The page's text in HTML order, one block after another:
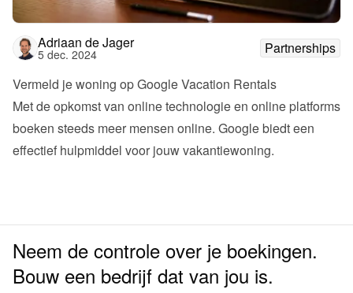
Adriaan de Jager
5 dec. 2024
Partnerships
Vermeld je woning op Google Vacation Rentals
Met de opkomst van online technologie en online platforms
boeken steeds meer mensen online. Google biedt een
effectief hulpmiddel voor jouw vakantiewoning.
Neem de controle over je boekingen.
Bouw een bedrijf dat van jou is.